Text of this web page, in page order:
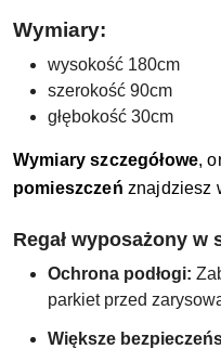
Wymiary:
wysokość 180cm
szerokość 90cm
głębokość 30cm
Wymiary szczegółowe,
pomieszczeń znajdziesz
Regał wyposażony w
Ochrona podłogi:
parkiet przed
Większe